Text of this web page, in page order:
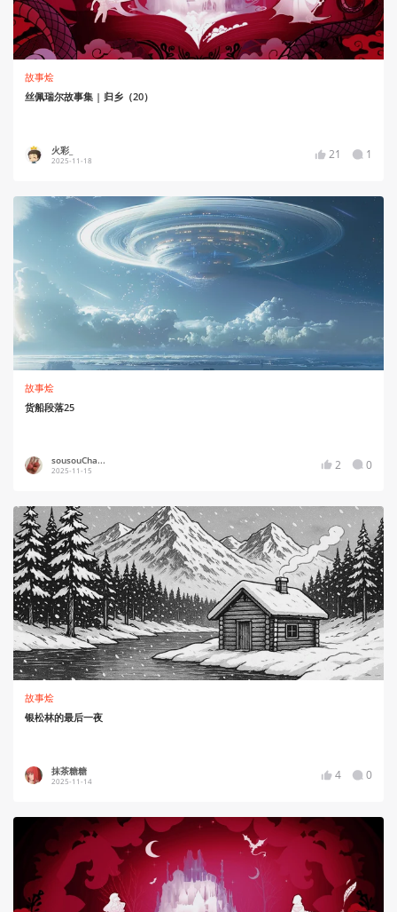
故事烩
丝佩瑞尔故事集 | 归乡（20）
火彩_
2025-11-18 21 1
故事烩
货船段落25
sousouCha...
2025-11-15 2 0
故事烩
银松林的最后一夜
抹茶糖糖
2025-11-14 4 0